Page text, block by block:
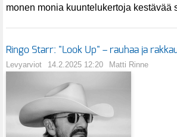
monen monia kuuntelukertoja kestävää
Ringo Starr: "Look Up" – rauhaa ja
Levyarviot 14.2.2025 12:20 Matti Rinne